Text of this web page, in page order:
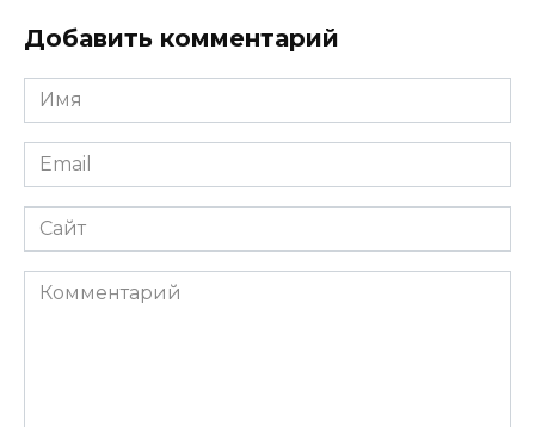
Добавить комментарий
Имя
*
Email
*
Сайт
Комментарий